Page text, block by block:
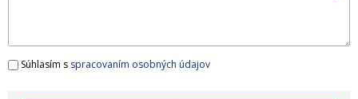
Súhlasím s spracovaním osobných údajov